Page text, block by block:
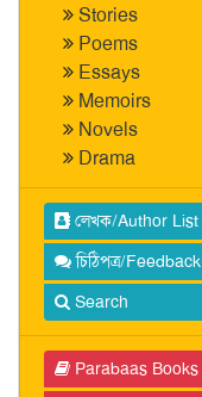
Stories
Poems
Essays
Memoirs
Novels
Drama
লেখক/Author List
চিঠিপত্র/Feedback
Search
Parabaas Books